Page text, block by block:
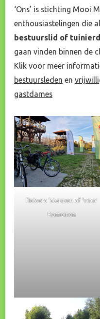
‘Ons’ is stichting Mooi
enthousiastelingen die
bestuurslid of
gaan vinden binnen de
Klik voor meer
bestuursleden en
gastdames
fietsers ‘stappen af ‘voor
Romeinen